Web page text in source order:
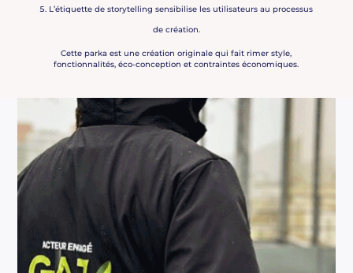
L’étiquette de storytelling sensibilise les utilisateurs au processus
de création.
Cette parka est une création originale qui fait rimer style,
fonctionnalités, éco-conception et contraintes économiques.